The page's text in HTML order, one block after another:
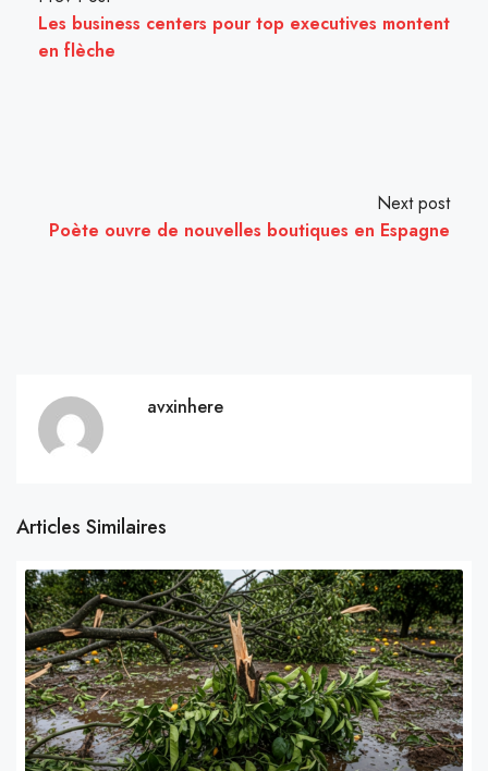
Les business centers pour top executives montent
en flèche
Next post
Poète ouvre de nouvelles boutiques en Espagne
avxinhere
Articles Similaires